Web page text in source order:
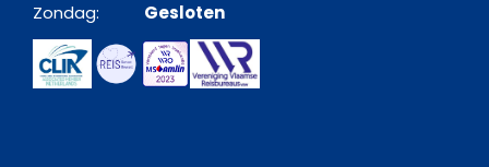
Zondag: Gesloten